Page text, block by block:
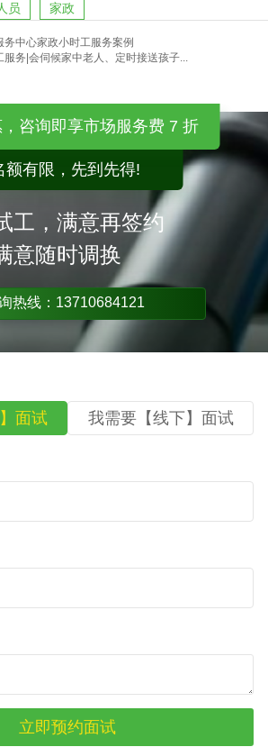
员 家政
务中心家政小时工服务案例
服务|会伺候家中老人、定时接送孩子...
咨询即享市场服务费 7 折
额有限，先到先得!
工，满意再签约
意随时调换
热线：13710684121
面试 我需要【线下】面试